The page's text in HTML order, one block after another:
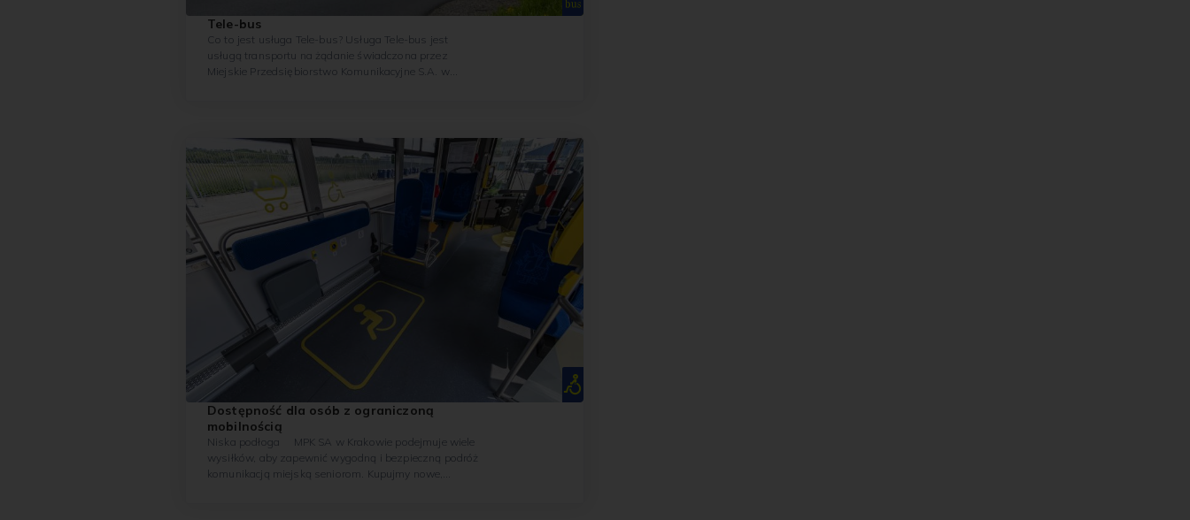
Tele-bus
Co to jest usługa Tele-bus? Usługa Tele-bus jest
usługą transportu na żądanie świadczona przez
Miejskie Przedsiębiorstwo Komunikacyjne S.A. w
Dostępność dla osób z ograniczoną
mobilnością
Niska podłoga MPK SA w Krakowie podejmuje wiele
wysiłków, aby zapewnić wygodną i bezpieczną podróż
komunikacją miejską seniorom. Kupujmy nowe,